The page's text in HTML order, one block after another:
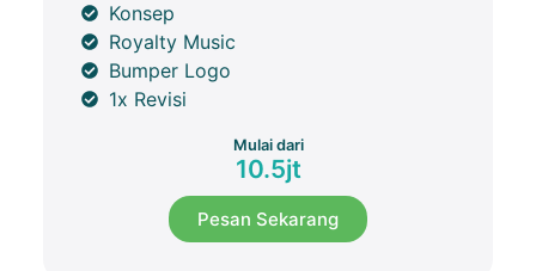
Konsep
Royalty Music
Bumper Logo
1x Revisi
Mulai dari
10.5jt
Pesan Sekarang